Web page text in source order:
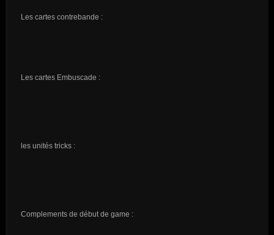
Les cartes contrebande :
Les cartes Embuscade :
les unités tricks :
Complements de début de game :